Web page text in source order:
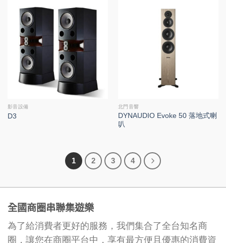
影音設備
D3
北門音響
DYNAUDIO Evoke 50 落地式喇
叭
1 2 3 4
全國商圈串聯集遊樂
為了給消費者更好的服務，我們集合了全台知名商
圈，讓您在商圈平台中，享有最方便且優惠的消費資